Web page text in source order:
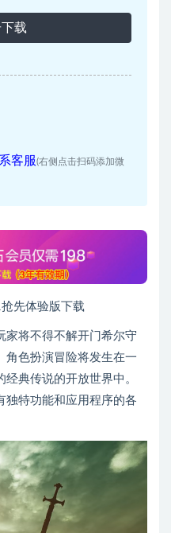
载
客服(右侧点击扫码添加微
先体验版下载
家将不得不解开门希尔守
角色扮演冒险将发生在一
典传说的开放世界中。
独特功能和应用程序的各